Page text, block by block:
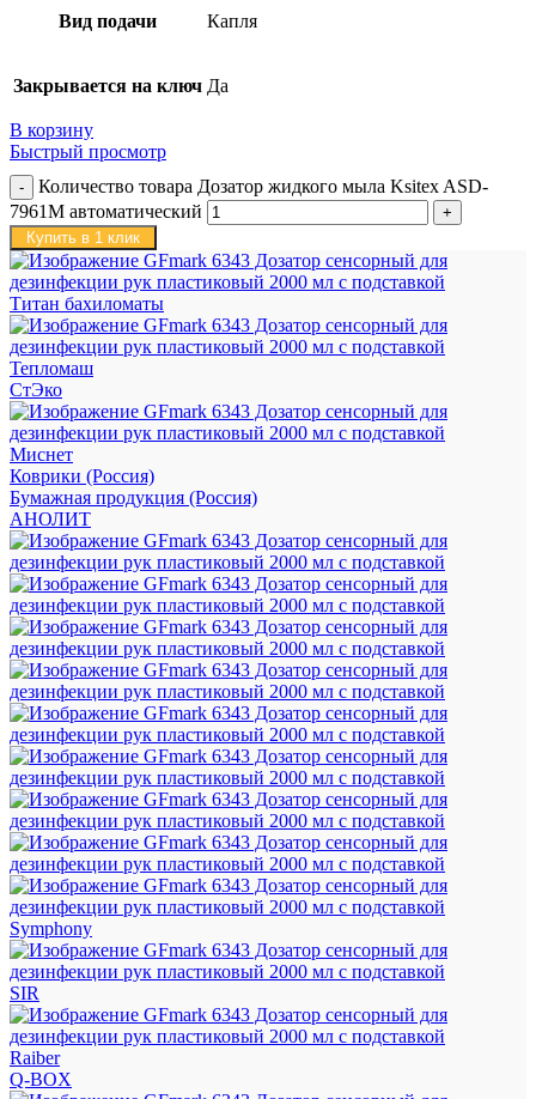
Вид подачи Капля
Закрывается на ключ Да
В корзину
Быстрый просмотр
Количество товара Дозатор жидкого мыла Ksitex ASD-
7961M автоматический
Купить в 1 клик
Титан бахиломаты
Тепломаш
СтЭко
Миснет
Коврики (Россия)
Бумажная продукция (Россия)
АНОЛИТ
Symphony
SIR
Raiber
Q-BOX